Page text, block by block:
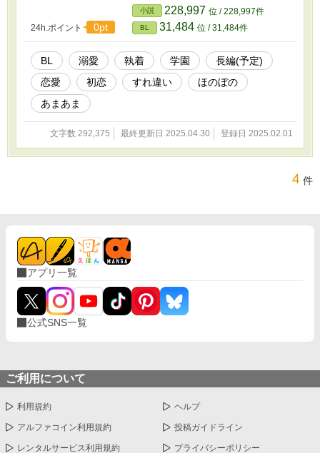
フストーリーとなります「ノンフィクション」
も公開しております。合わせて見てもらえると
嬉しいです。
24h.ポイント 0pt
小説 228,997 位 / 228,997件
BL 31,484 位 / 31,484件
BL 溺愛 執着 学園
長編(予定)
恋愛
初恋 すれ違い
ほのぼの
あまあま
文字数 292,375 最終更新日 2025.04.30 登録日 2025.02.01
4 件
アプリ一覧
公式SNS一覧
ご利用について
利用規約 ヘルプ
アルファコイン利用規約 投稿ガイドライン
レンタルサービス利用規約 プライバシーポリシー